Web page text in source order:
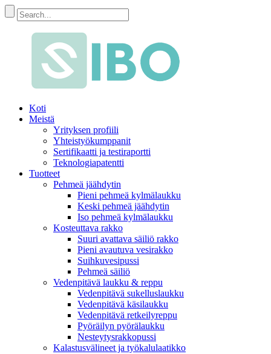
Koti
Meistä
Yrityksen profiili
Yhteistyökumppanit
Sertifikaatti ja testiraportti
Teknologiapatentti
Tuotteet
Pehmeä jäähdytin
Pieni pehmeä kylmälaukku
Keski pehmeä jäähdytin
Iso pehmeä kylmälaukku
Kosteuttava rakko
Suuri avattava säiliö rakko
Pieni avautuva vesirakko
Suihkuvesipussi
Pehmeä säiliö
Vedenpitävä laukku & reppu
Vedenpitävä sukelluslaukku
Vedenpitävä käsilaukku
Vedenpitävä retkeilyreppu
Pyöräilyn pyörälaukku
Nesteytysrakkopussi
Kalastusvälineet ja työkalulaatikko